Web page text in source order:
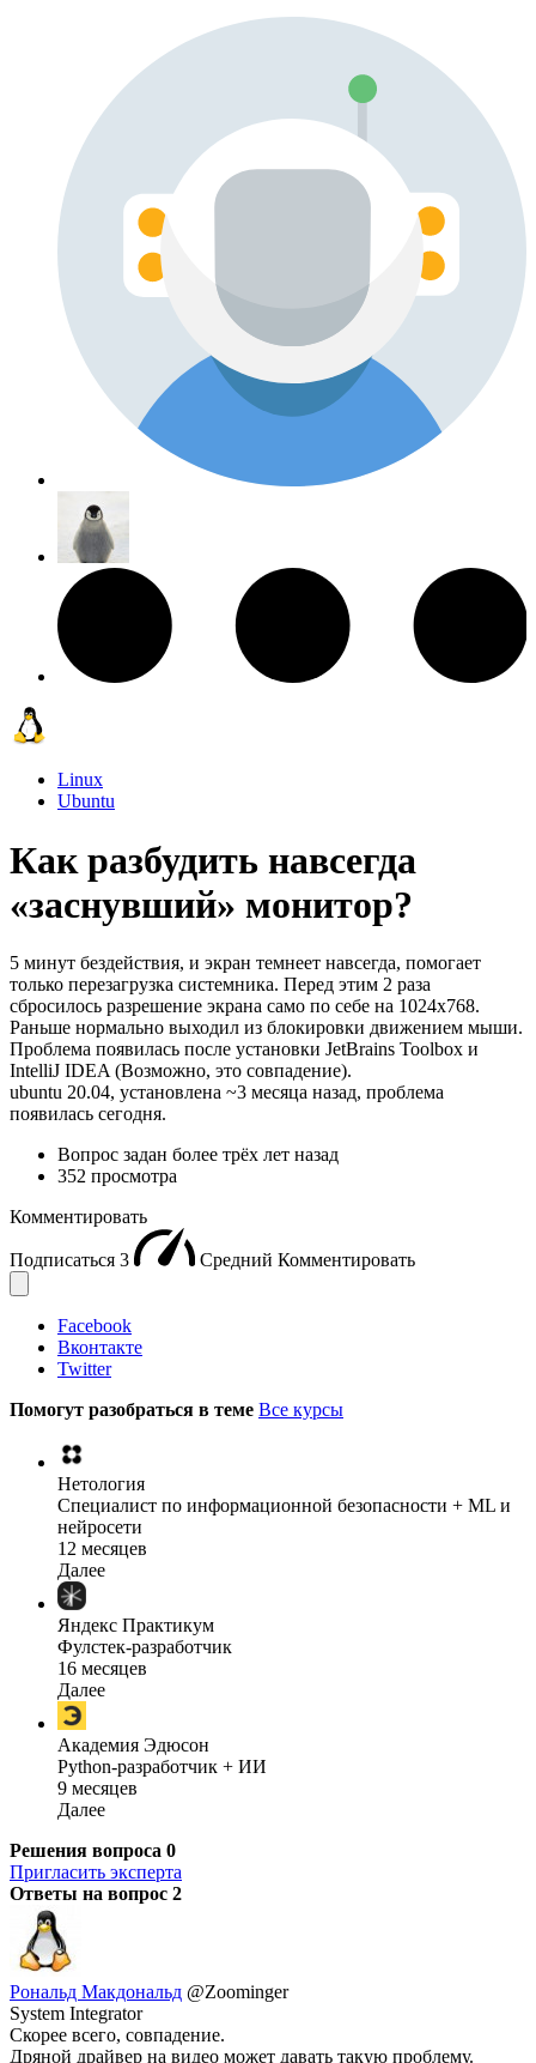
Linux
Ubuntu
Как разбудить навсегда
«заснувший» монитор?
5 минут бездействия, и экран темнеет навсегда, помогает
только перезагрузка системника. Перед этим 2 раза
сбросилось разрешение экрана само по себе на 1024х768.
Раньше нормально выходил из блокировки движением мыши.
Проблема появилась после установки JetBrains Toolbox и
IntelliJ IDEA (Возможно, это совпадение).
ubuntu 20.04, установлена ~3 месяца назад, проблема
появилась сегодня.
Вопрос задан более трёх лет назад
352 просмотра
Комментировать
Подписаться 3 Средний Комментировать
Facebook
Вконтакте
Twitter
Помогут разобраться в теме Все курсы
Нетология
Специалист по информационной безопасности + ML и
нейросети
12 месяцев
Далее
Яндекс Практикум
Фулстек-разработчик
16 месяцев
Далее
Академия Эдюсон
Python-разработчик + ИИ
9 месяцев
Далее
Решения вопроса 0
Пригласить эксперта
Ответы на вопрос 2
Рональд Макдональд @Zoominger
System Integrator
Скорее всего, совпадение.
Дряной драйвер на видео может давать такую проблему.